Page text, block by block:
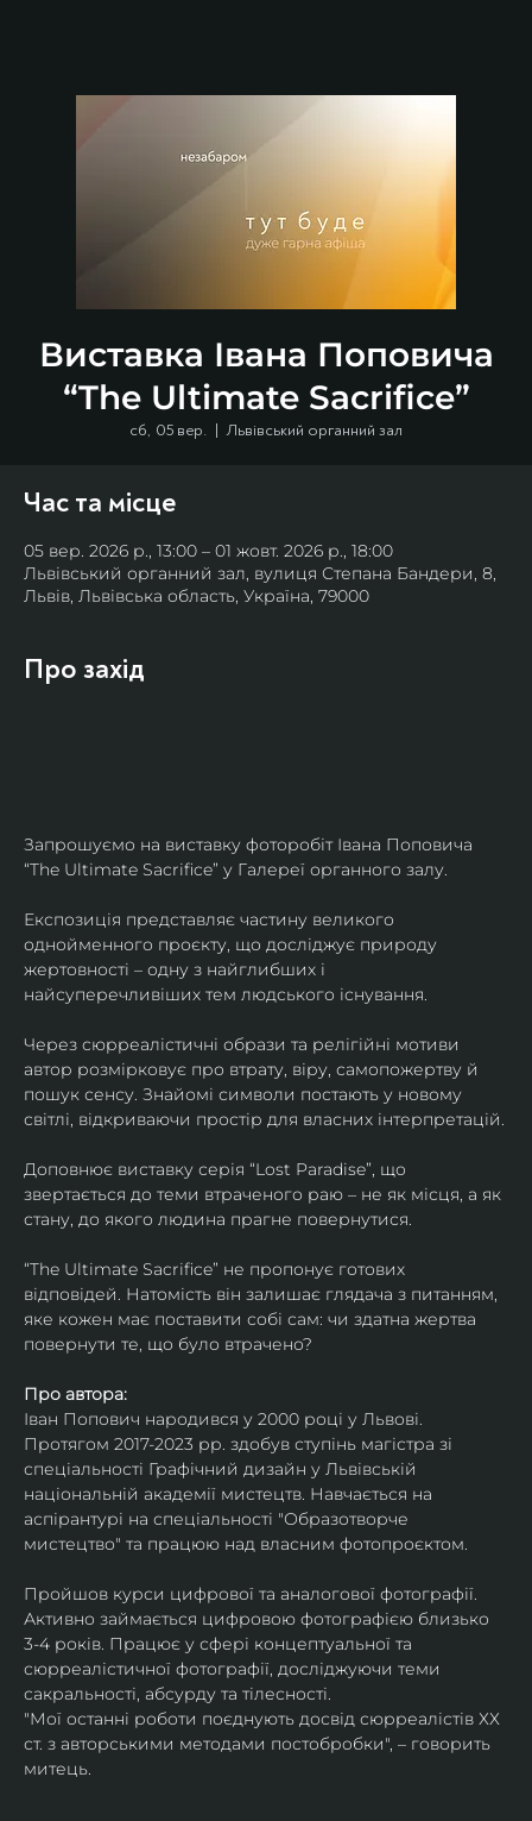
Виставка Івана Поповича
“The Ultimate Sacrifice”
сб, 05 вер.
  |
Львівський органний зал
Час та місце
05 вер. 2026 р., 13:00 – 01 жовт. 2026 р., 18:00
Львівський органний зал, вулиця Степана Бандери, 8,
Львів, Львівська область, Україна, 79000
Про захід
Запрошуємо на виставку фоторобіт Івана Поповича
“The Ultimate Sacrifice” у Галереї органного залу.
Експозиція представляє частину великого
однойменного проєкту, що досліджує природу
жертовності – одну з найглибших і
найсуперечливіших тем людського існування.
Через сюрреалістичні образи та релігійні мотиви
автор розмірковує про втрату, віру, самопожертву й
пошук сенсу. Знайомі символи постають у новому
світлі, відкриваючи простір для власних інтерпретацій.
Доповнює виставку серія “Lost Paradise”, що
звертається до теми втраченого раю – не як місця, а як
стану, до якого людина прагне повернутися.
“The Ultimate Sacrifice” не пропонує готових
відповідей. Натомість він залишає глядача з питанням,
яке кожен має поставити собі сам: чи здатна жертва
повернути те, що було втрачено?
Про автора:
Іван Попович народився у 2000 році у Львові.
Протягом 2017-2023 рр. здобув ступінь магістра зі
спеціальності Графічний дизайн у Львівській
національній академії мистецтв. Навчається на
аспірантурі на спеціальності "Образотворче
мистецтво" та працюю над власним фотопроєктом.
Пройшов курси цифрової та аналогової фотографії.
Активно займається цифровою фотографією близько
3-4 років. Працює у сфері концептуальної та
сюрреалістичної фотографії, досліджуючи теми
сакральності, абсурду та тілесності.
"Мої останні роботи поєднують досвід сюрреалістів ХХ
ст. з авторськими методами постобробки", – говорить
митець.